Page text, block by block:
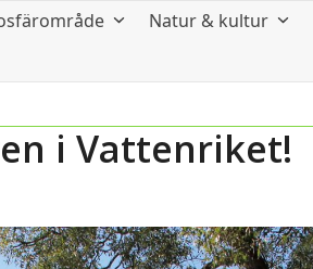
Natur & kultur
i Vattenriket!